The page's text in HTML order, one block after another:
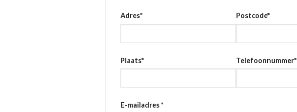
Adres* Postcode*
Plaats* Telefoonnummer*
E-mailadres*